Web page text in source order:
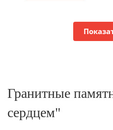
Гранитные
сердцем"